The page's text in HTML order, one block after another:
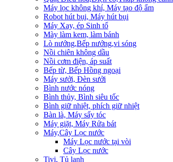
Máy lọc không khí, Máy tạo độ ẩm
Robot hút bụi, Máy hút bụi
Máy Xay, ép Sinh tố
Mày làm kem, làm bánh
Lò nướng,Bếp nướng,vi sóng
Nồi chiên không dầu
Nồi cơm điện, áp suất
Bếp từ, Bếp Hồng ngoại
Máy sưởi, Đèn sưởi
Bình nước nóng
Bình thủy, Bình siêu tốc
Bình giữ nhiệt, phích giữ nhiệt
Bàn là, Máy sấy tóc
Máy giặt, Máy Rửa bát
Máy,Cây Lọc nước
Máy Lọc nước tại vòi
Cây Lọc nước
Tivi, Tủ lạnh